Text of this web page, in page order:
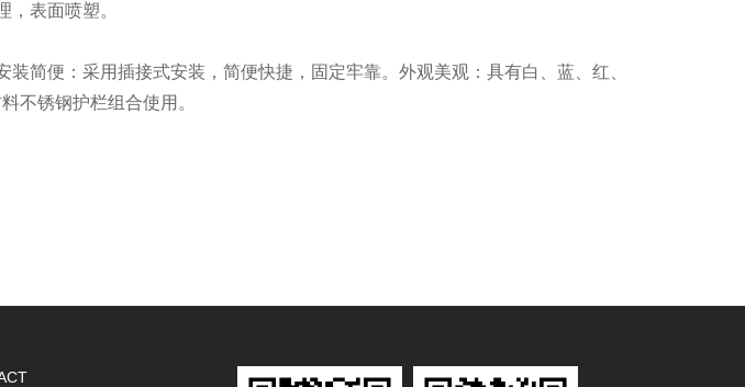
表面喷塑。
简便：采用插接式安装，简便快捷，固定牢靠。外观美观：具有白、蓝、红、
不锈钢护栏组合使用。